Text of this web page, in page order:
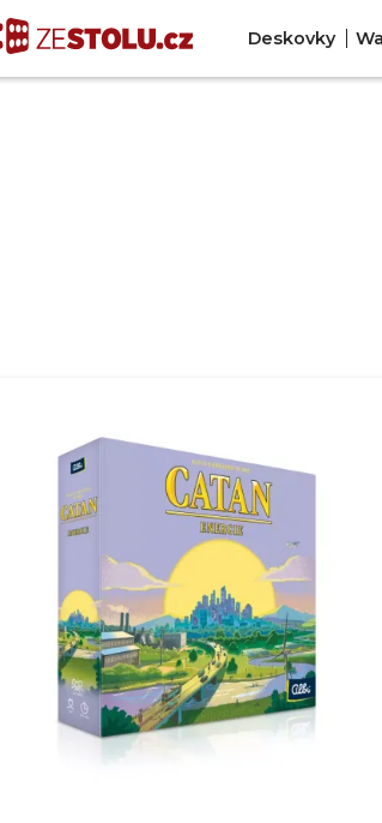
Deskovky